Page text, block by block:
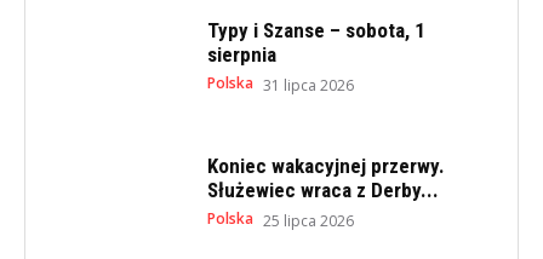
Typy i Szanse – sobota, 1
sierpnia
Polska 31 lipca 2026
Koniec wakacyjnej przerwy.
Służewiec wraca z Derby...
Polska 25 lipca 2026